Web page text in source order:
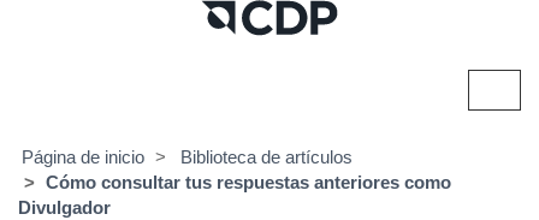
Página de inicio
Biblioteca de artículos
Cómo consultar tus respuestas anteriores como
Divulgador